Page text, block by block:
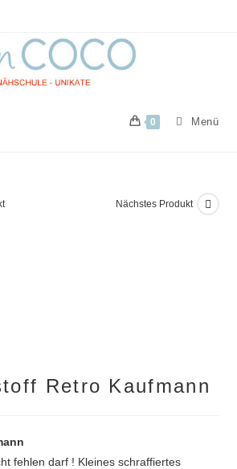
0 Menü
Nächstes Produkt
Retro Kaufmann
fehlen darf ! Kleines schraffiertes